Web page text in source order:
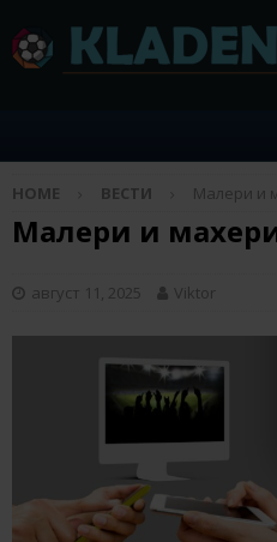
HOME ВЕСТИ Малери и
Малери и
август 11, 2025 Viktor